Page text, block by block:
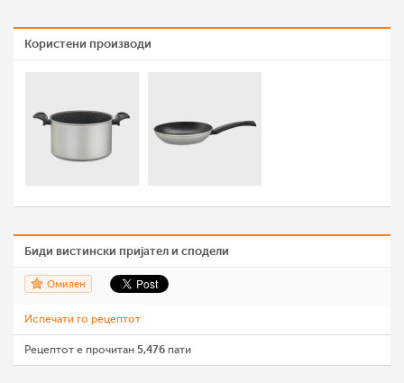
Користени производи
Биди вистински пријател и сподели
Омилен
Испечати го рецептот
Рецептот е прочитан 5,476 пати